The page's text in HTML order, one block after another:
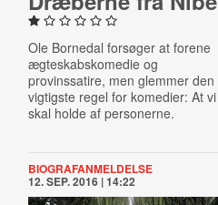
Ole Bornedal forsøger at forene
ægteskabskomedie og
provinssatire, men glemmer den
vigtigste regel for komedier: At vi
skal holde af personerne.
BIOGRAFANMELDELSE
12. SEP. 2016 | 14:22